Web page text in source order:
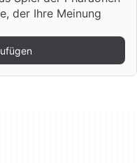
der Ihre Meinung